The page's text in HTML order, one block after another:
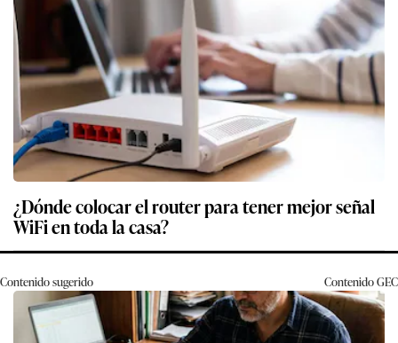
¿Dónde colocar el router para tener mejor señal
WiFi en toda la casa?
Contenido sugerido ContenidoGEC